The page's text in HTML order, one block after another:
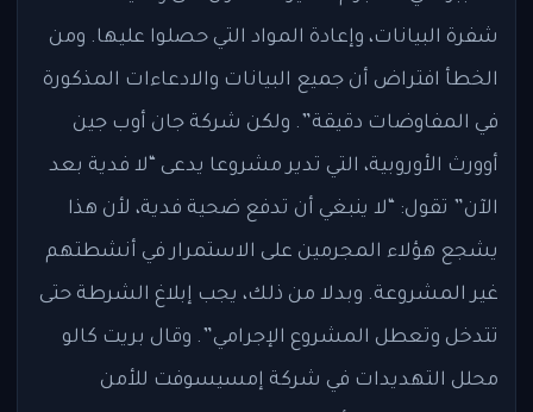
شفرة البيانات، وإعادة المواد التي حصلوا عليها. ومن
الخطأ افتراض أن جميع البيانات والادعاءات المذكورة
في المفاوضات دقيقة”. ولكن شركة جان أوب جين
أوورث الأوروبية، التي تدير مشروعا يدعى “لا فدية بعد
الآن” تقول: “لا ينبغي أن تدفع ضحية فدية، لأن هذا
يشجع هؤلاء المجرمين على الاستمرار في أنشطتهم
غير المشروعة. وبدلا من ذلك، يجب إبلاغ الشرطة حتى
تتدخل وتعطل المشروع الإجرامي”. وقال بريت كالو
محلل التهديدات في شركة إمسيسوفت للأمن